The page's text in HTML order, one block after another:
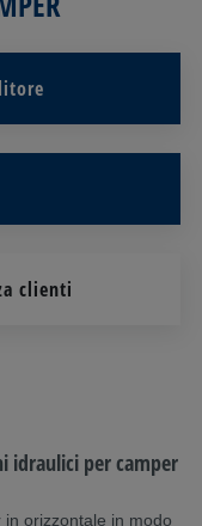
clienti
idraulici per camper
orizzontale in modo